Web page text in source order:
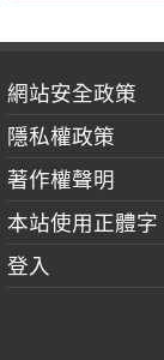
網站安全政策
隱私權政策
著作權聲明
本站使用正體字
登入